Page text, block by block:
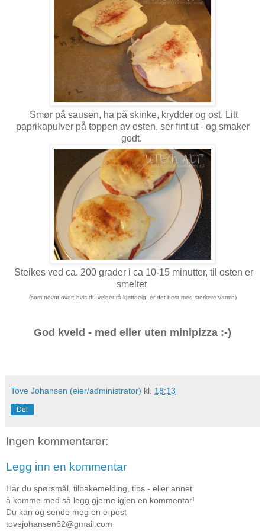
Smør på sausen, ha på skinke, krydder og ost. Litt
paprikapulver på toppen av osten, ser fint ut - og smaker
godt.
Steikes ved ca. 200 grader i ca 10-15 minutter, til osten er
smeltet
(som nevnt over: hvis du velger rå kjøttdeig, er det best med sterkere varme)
God kveld - med eller uten minipizza :-)
Tove Johansen (eier/administrator) kl. 18:13
Del
Ingen kommentarer:
Legg inn en kommentar
Har du spørsmål, tilbakemelding, tips - eller annet
å komme med så legg gjerne igjen en kommentar!
Du kan og sende meg en e-post
tovejohansen62@gmail.com